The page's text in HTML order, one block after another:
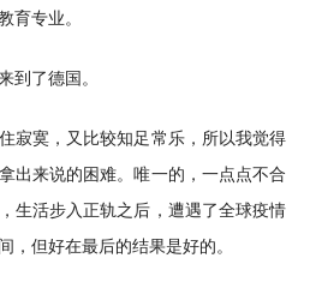
育专业。
到了德国。
寂寞，又比较知足常乐，所以我觉得
出来说的困难。唯一的，一点点不合
生活步入正轨之后，遭遇了全球疫情
，但好在最后的结果是好的。